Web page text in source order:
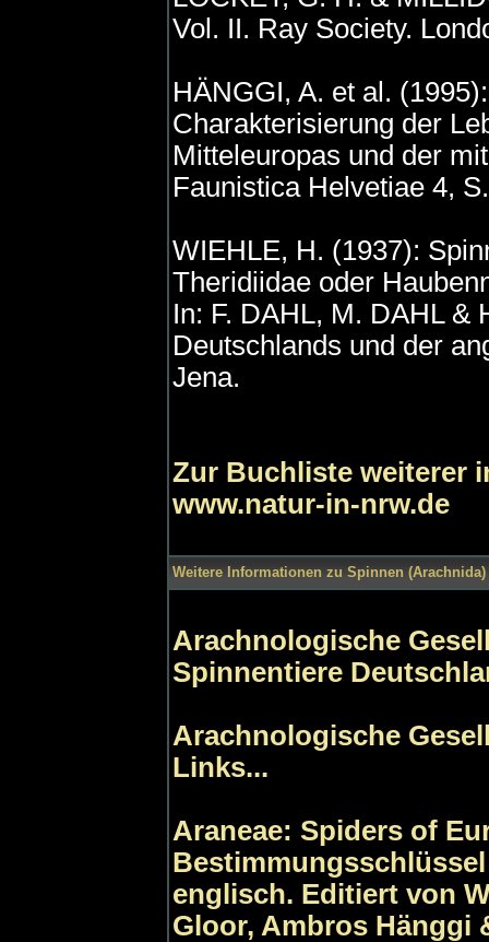
Vol. II. Ray Society.
HÄNGGI, A. et al.
Charakterisierung der
Mitteleuropas und der
Faunistica Helvetiae 4,
WIEHLE, H. (1937):
Theridiidae oder
In: F. DAHL, M. DAHL &
Deutschlands und der
Jena.
Zur Buchliste weiterer
www.natur-in-nrw.de
Weitere Informationen zu Spinnen
Arachnologische
Spinnentiere
Arachnologische
Links...
Araneae: Spiders of
englisch. Editiert von
Gloor, Ambros Hänggi